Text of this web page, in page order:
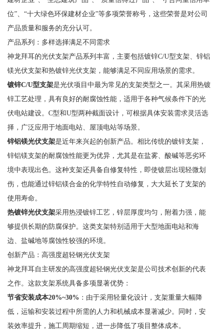
位”、“十大绿色环保建材企业”等多项荣誉称号，这些荣誉是对公司
产品质量和服务的充分认可。
产品系列：多样选择满足不同需求
神龙拜耳的光伏支架产品系列丰富，主要包括镀锌C/U型支架、锌铝
镁光伏支架和热镀锌光伏支架，能够满足不同应用场景的需求。
镀锌C/U型支架是光伏项目中最为常见的支架类型之一。其采用热镀
锌工艺处理，具有良好的耐腐蚀性能，适用于各种气候条件下的光
伏电站建设。C型和U型两种截面设计，可根据具体安装需求灵活选
择，广泛应用于地面电站、屋顶电站等场景。
锌铝镁光伏支架是近年来兴起的创新产品。相比传统的镀锌支架，
锌铝镁支架的耐腐蚀性能更为优异，尤其是在盐雾、酸碱等恶劣环
境中表现出色。这种支架还具备自修复特性，即使镀层出现轻微划
伤，也能通过锌铝镁合金的化学特性自动修复，大大延长了支架的
使用寿命。
热镀锌光伏支架采用热浸镀锌工艺，锌层厚度均匀，附着力强，能
够提供长期的防腐保护。这类支架特别适用于大型地面电站和海
边、盐碱地等腐蚀性较强的环境。
创新产品：高强度超轻钢光伏支架
神龙拜耳自主研发的高强度超轻钢光伏支架是公司技术创新的代表
之作。这款支架系统具备多项显著优势：
节省安装成本20%~30% ：由于采用轻量化设计，支架重量大幅降
低，运输和安装过程中所需的人力和机械成本显著减少。同时，安
装效率提升，施工周期缩短，进一步降低了项目整体成本。